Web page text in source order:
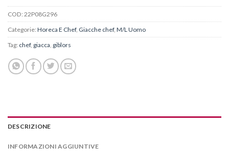
COD: 22P08G296
Categorie: Horeca E Chef, Giacche chef, M/L Uomo
Tag: chef, giacca giblors
DESCRIZIONE
INFORMAZIONI AGGIUNTIVE